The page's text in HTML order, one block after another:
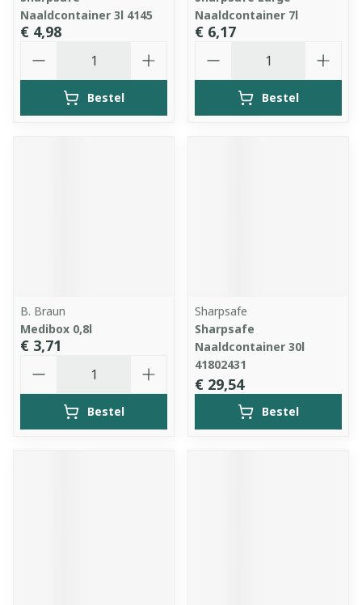
Naaldcontainer 3l 4145
€ 4,98
Bestel
Naaldcontainer 7l
€ 6,17
Bestel
B. Braun
Medibox 0,8l
€ 3,71
Bestel
Sharpsafe
Sharpsafe
Naaldcontainer 30l
41802431
€ 29,54
Bestel